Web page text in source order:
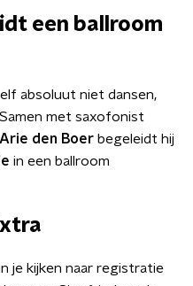
een ballroom
absoluut niet dansen,
met saxofonist
Arie den Boer begeleidt hij
in een ballroom
je kijken naar registratie